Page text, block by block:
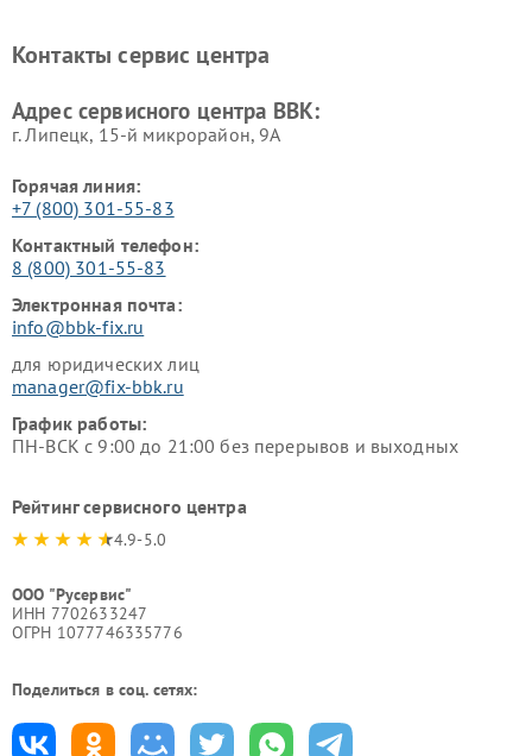
Ремонт винных шкафов BBK
Контакты сервис центра
Адрес сервисного центра BBK:
г. Липецк, 15-й микрорайон, 9А
Горячая линия:
+7 (800) 301-55-83
Контактный телефон:
8 (800) 301-55-83
Электронная почта:
info@bbk-fix.ru
для юридических лиц
manager@fix-bbk.ru
График работы:
ПН-ВСК с 9:00 до 21:00 без перерывов и выходных
Рейтинг сервисного центра
4.9-5.0
ООО "Русервис"
ИНН 7702633247
ОГРН 1077746335776
Поделиться в соц. сетях: